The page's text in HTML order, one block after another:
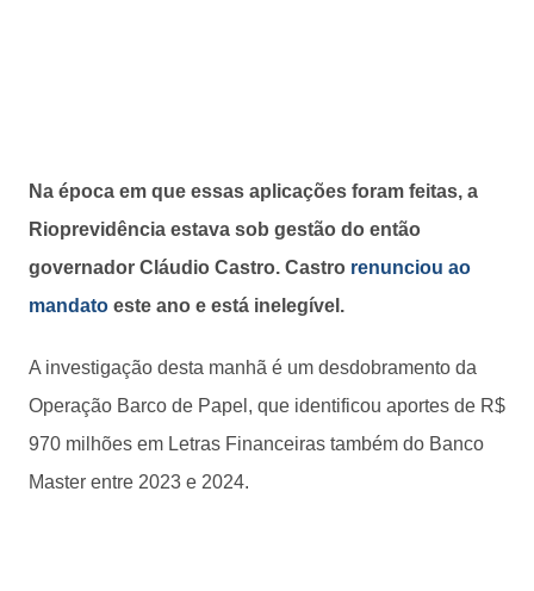
Na época em que essas aplicações foram feitas, a
Rioprevidência estava sob gestão do então
governador Cláudio Castro. Castro renunciou ao
mandato este ano e está inelegível.
A investigação desta manhã é um desdobramento da
Operação Barco de Papel, que identificou aportes de R$
970 milhões em Letras Financeiras também do Banco
Master entre 2023 e 2024.